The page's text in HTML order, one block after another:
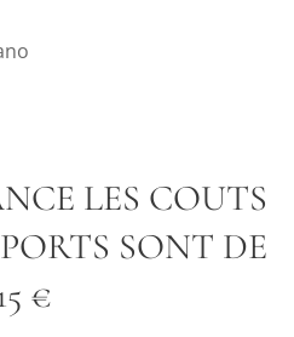
LES COUTS
SONT DE
€